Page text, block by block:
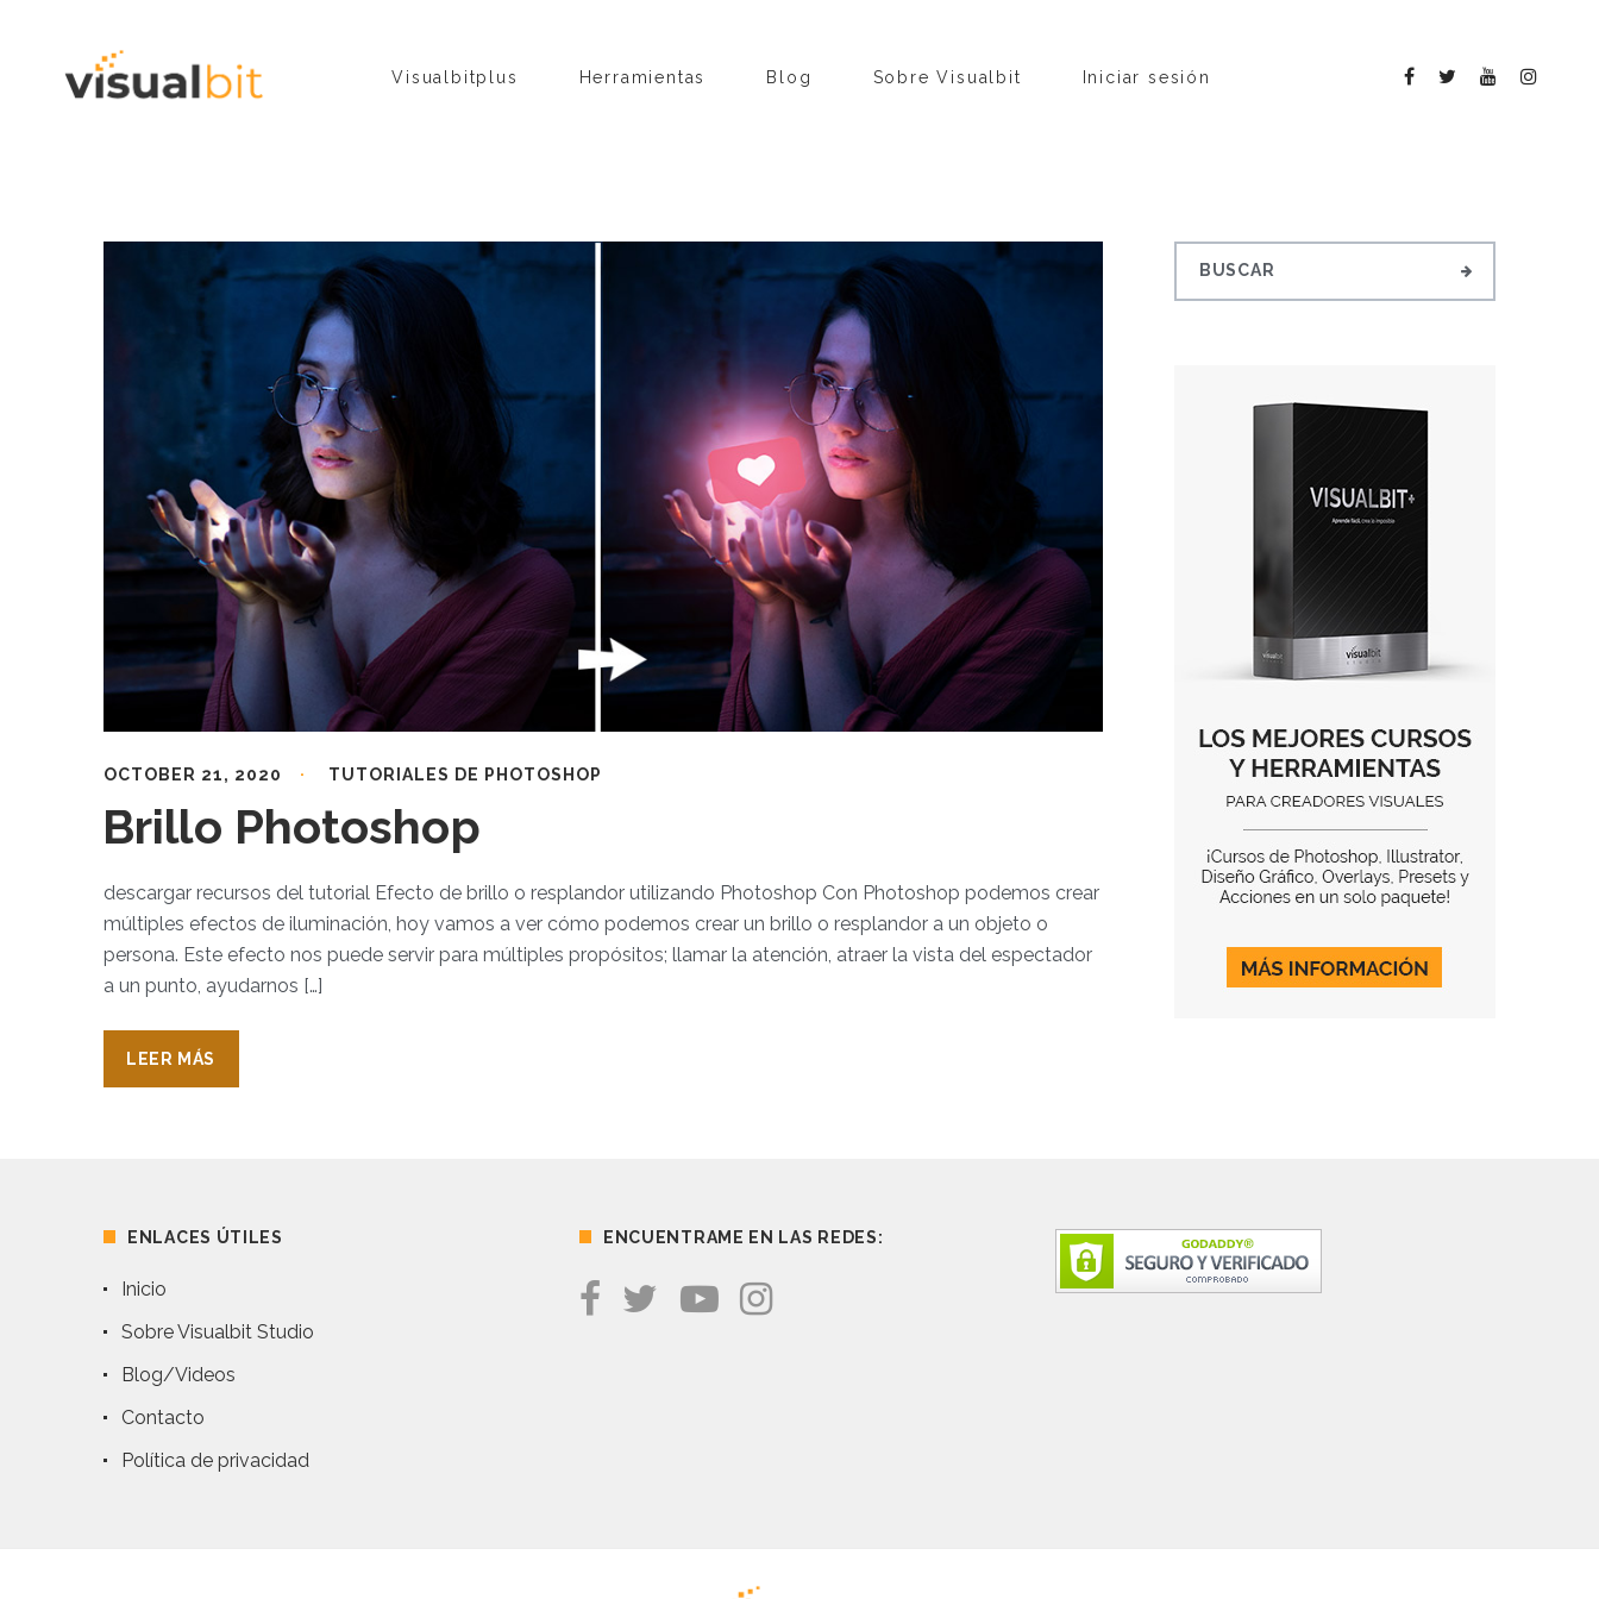
Visualbitplus Herramientas Blog Sobre Visualbit Iniciar sesión
OCTOBER 21, 2020 TUTORIALES DE PHOTOSHOP
Brillo Photoshop
descargar recursos del tutorial Efecto de brillo o resplandor utilizando Photoshop Con Photoshop podemos crear
múltiples efectos de iluminación, hoy vamos a ver cómo podemos crear un brillo o resplandor a un objeto o
persona. Este efecto nos puede servir para múltiples propósitos; llamar la atención, atraer la vista del espectador
a un punto, ayudarnos […]
LEER MÁS
ENLACES ÚTILES
Inicio
Sobre Visualbit Studio
Blog/Videos
Contacto
Política de privacidad
ENCUENTRAME EN LAS REDES: